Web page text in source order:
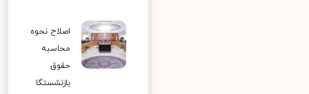
اصلاح نحوه
محاسبه
حقوق
بازنشستگا